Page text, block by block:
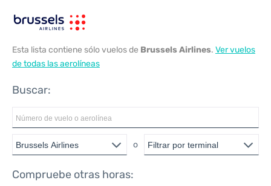
Esta lista contiene sólo vuelos de Brussels Airlines. Ver vuelos
de todas las aerolíneas
Buscar:
o
Compruebe otras horas: